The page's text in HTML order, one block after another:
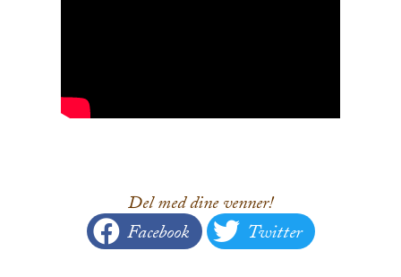
Del med dine venner!
Facebook Twitter